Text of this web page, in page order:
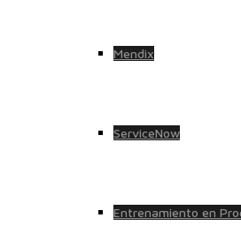
Mendix
ServiceNow
Entrenamiento en